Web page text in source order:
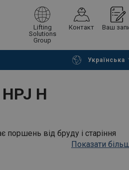
Lifting
Solutions
Group
Контакт Ваш
Українська
Request quotation
H
від бруду і старіння
Показати